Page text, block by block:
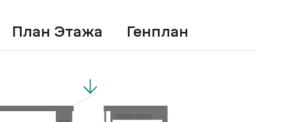
План Этажа Генплан